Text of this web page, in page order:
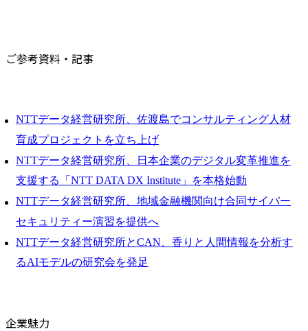
ご参考資料・記事
NTTデータ経営研究所、佐渡島でコンサルティング人材
育成プロジェクトを立ち上げ
NTTデータ経営研究所、日本企業のデジタル変革推進を
支援する「NTT DATA DX Institute」を本格始動
NTTデータ経営研究所、地域金融機関向け合同サイバー
セキュリティー演習を提供へ
NTTデータ経営研究所とCAN、香りと人間情報を分析す
るAIモデルの研究会を発足
企業魅力